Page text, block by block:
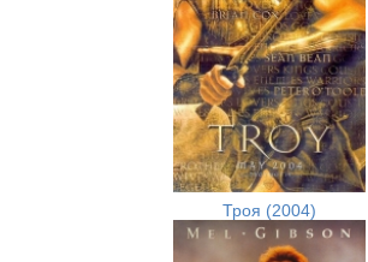
Троя (2004)